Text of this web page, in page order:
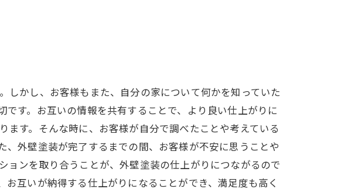
かし、お客様もまた、自分の家について何かを知っていた
す。お互いの情報を共有することで、より良い仕上がりに
す。そんな時に、お客様が自分で調べたことや考えている
外壁塗装が完了するまでの間、お客様が不安に思うことや
ンを取り合うことが、外壁塗装の仕上がりにつながるので
互いが納得する仕上がりになることができ、満足度も高く